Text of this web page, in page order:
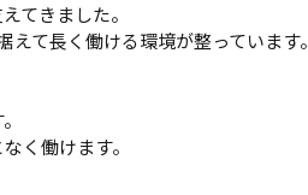
てきました。
て長く働ける環境が整っています。
く働けます。